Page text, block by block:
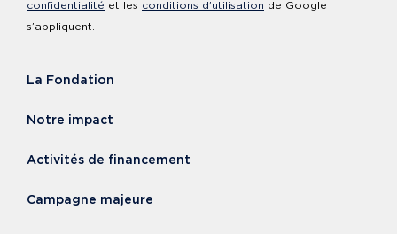
confidentialité et les conditions d’utilisation de Google
s’appliquent.
La Fondation
Notre impact
Activités de financement
Campagne majeure